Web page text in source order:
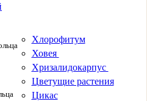
Хлорофитум
Ховея
Хризалидокарпус
Цветущие растения
Цикас